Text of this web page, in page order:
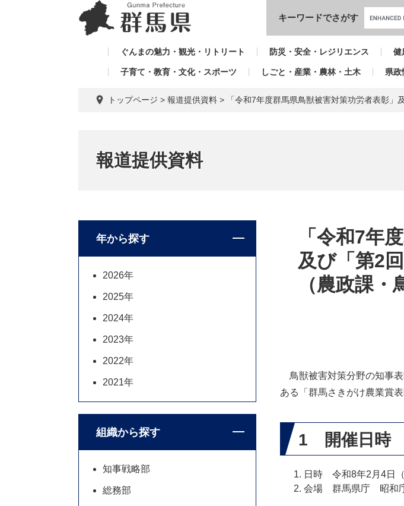
本
キーワードでさがす
ぐんまの魅力・観光・リトリート 防災・安全・レジリエンス 健
子育て・教育・文化・スポーツ しごと・産業・農林・土木 県政
トップページ > 報道提供資料 > 「令和7年度群馬県鳥獣被害対策功労者表彰
報道提供資料
「令和7年
及び「第2
（農政課・
鳥獣被害対策分野の知事
ある「群馬さきがけ農業賞
1 開催日時
日時 令和8年2月4日
会場 群馬県庁 昭和
年から探す
2026年
2025年
2024年
2023年
2022年
2021年
組織から探す
知事戦略部
総務部